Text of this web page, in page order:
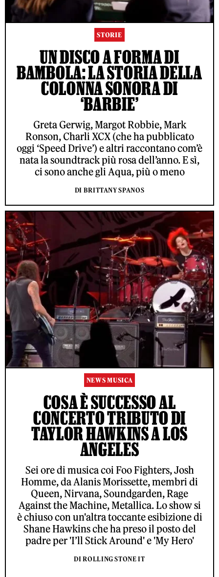
STORIE
UN DISCO A FORMA DI
BAMBOLA: LA STORIA DELLA
COLONNA SONORA DI
‘BARBIE’
Greta Gerwig, Margot Robbie, Mark
Ronson, Charli XCX (che ha pubblicato
oggi ‘Speed Drive’) e altri raccontano com’è
nata la soundtrack più rosa dell’anno. E sì,
ci sono anche gli Aqua, più o meno
DI BRITTANY SPANOS
NEWS MUSICA
COSA È SUCCESSO AL
CONCERTO TRIBUTO DI
TAYLOR HAWKINS A LOS
ANGELES
Sei ore di musica coi Foo Fighters, Josh
Homme, da Alanis Morissette, membri di
Queen, Nirvana, Soundgarden, Rage
Against the Machine, Metallica. Lo show si
è chiuso con un'altra toccante esibizione di
Shane Hawkins che ha preso il posto del
padre per 'I’ll Stick Around' e 'My Hero'
DI ROLLING STONE IT